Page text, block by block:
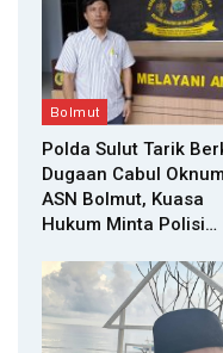
Bolmut
Polda Sulut Tarik
Dugaan Cabul Oknum
ASN Bolmut, Kuasa
Hukum Minta Polisi…